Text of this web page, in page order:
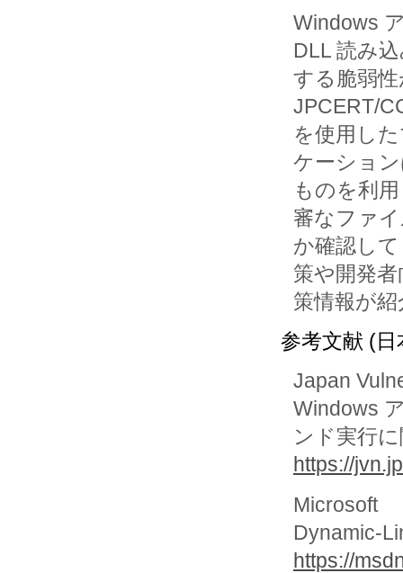
Windows
DLL 読み
する脆弱
JPCERT/
を使用し
ケーショ
ものを利
審なファ
か確認し
策や開発
策情報が
参考文献 (日
Japan
Windows
ンド実行
https://
Microsoft
Dynamic-
https://